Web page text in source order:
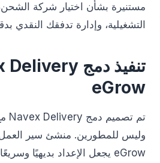
مستنيرة بشأن اختيار شركة
التشغيلية، وإدارة تدفقك النقدي
eGrow
وليس للمطورين. منشئ سير
eGrow يجعل الإعداد بديهيًا وسريعًا.